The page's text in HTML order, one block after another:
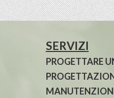
SERVIZI
PROGETTARE